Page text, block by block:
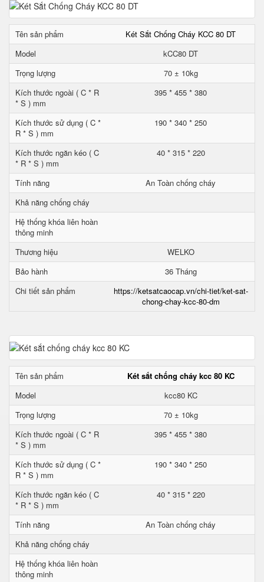
Tên sản phẩm
Két Sắt Chống Cháy KCC 80 DT
Model
kCC80 DT
Trọng lượng
70 ± 10kg
Kích thước ngoài ( C * R
* S ) mm
395 * 455 * 380
Kích thước sử dụng ( C *
R * S ) mm
190 * 340 * 250
Kích thước ngăn kéo ( C
* R * S ) mm
40 * 315 * 220
Tính năng
An Toàn chống cháy
Khả năng chống cháy
Hệ thống khóa liên hoàn
thông minh
Thương hiệu
WELKO
Bảo hành
36 Tháng
Chi tiết sản phẩm
https://ketsatcaocap.vn/chi-tiet/ket-sat-
chong-chay-kcc-80-dm
Tên sản phẩm
Két sắt chống cháy kcc 80 KC
Model
kcc80 KC
Trọng lượng
70 ± 10kg
Kích thước ngoài ( C * R
* S ) mm
395 * 455 * 380
Kích thước sử dụng ( C *
R * S ) mm
190 * 340 * 250
Kích thước ngăn kéo ( C
* R * S ) mm
40 * 315 * 220
Tính năng
An Toàn chống cháy
Khả năng chống cháy
Hệ thống khóa liên hoàn
thông minh